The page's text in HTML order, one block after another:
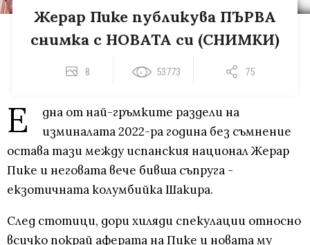
Жерар Пике публикува ПЪРВА
снимка с НОВАТА си (СНИМКИ)
8 53773 75
Е
дна от най-гръмките раздели на
изминалата 2022-ра година без съмнение
остава тази между испанския национал Жерар
Пике и неговата вече бивша съпруга -
екзотичната колумбийка Шакира.
След стотици, дори хиляди спекулации относно
всичко покрай аферата на Пике и новата му